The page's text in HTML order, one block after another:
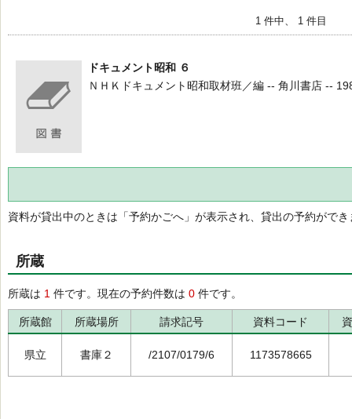
1 件中、 1 件目
ドキュメント昭和 ６
ＮＨＫドキュメント昭和取材班／編 -- 角川書店 --
資料が貸出中のときは「予約かごへ」が表示され、貸出の予約ができ
所蔵
所蔵は 1 件です。現在の予約件数は 0 件です。
所蔵館 所蔵場所 請求記号 資料コード
県立 書庫２ /2107/0179/6 1173578665